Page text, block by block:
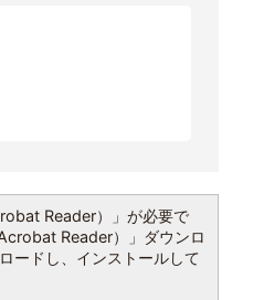
Reader）」が必要で
Reader）」ダウンロ
ードし、インストールして